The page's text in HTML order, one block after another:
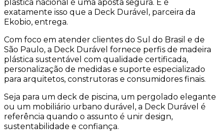
plástica nacional é uma aposta segura. E é
exatamente isso que a Deck Durável, parceira da
Ekobio, entrega.
Com foco em atender clientes do Sul do Brasil e de
São Paulo, a Deck Durável fornece perfis de madeira
plástica sustentável com qualidade certificada,
personalização de medidas e suporte especializado
para arquitetos, construtoras e consumidores finais.
Seja para um deck de piscina, um pergolado elegante
ou um mobiliário urbano durável, a Deck Durável é
referência quando o assunto é unir design,
sustentabilidade e confiança.